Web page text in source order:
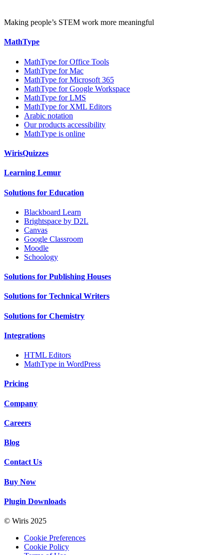
Making people’s STEM work more meaningful
MathType
MathType for Office Tools
MathType for Mac
MathType for Microsoft 365
MathType for Google Workspace
MathType for LMS
MathType for XML Editors
Arabic notation
Our products accessibility
MathType is online
WirisQuizzes
Learning Lemur
Solutions for Education
Blackboard Learn
Brightspace by D2L
Canvas
Google Classroom
Moodle
Schoology
Solutions for Publishing Houses
Solutions for Technical Writers
Solutions for Chemistry
Integrations
HTML Editors
MathType in WordPress
Pricing
Company
Careers
Blog
Contact Us
Buy Now
Plugin Downloads
© Wiris 2025
Cookie Preferences
Cookie Policy